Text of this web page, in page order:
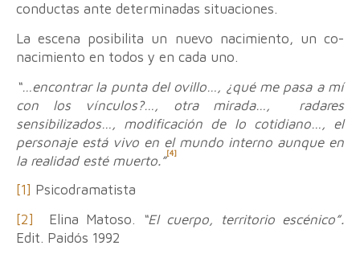
conductas ante determinadas situaciones.
La escena posibilita un nuevo nacimiento, un co-
nacimiento en todos y en cada uno.
“…encontrar la punta del ovillo…, ¿qué me pasa a mí
con los vínculos?…, otra mirada…, radares
sensibilizados…, modificación de lo cotidiano…, el
personaje está vivo en el mundo interno aunque en
la realidad esté muerto.”[4]
[1] Psicodramatista
[2] Elina Matoso.
“El cuerpo, territorio escénico”.
Edit. Paidós 1992